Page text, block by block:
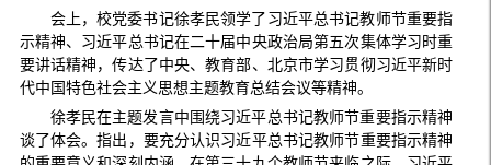
会上，校党委书记徐孝民领学了习近平总书记教师节重要指
示精神、习近平总书记在二十届中央政治局第五次集体学习时重
要讲话精神，传达了中央、教育部、北京市学习贯彻习近平新时
代中国特色社会主义思想主题教育总结会议等精神。
徐孝民在主题发言中围绕习近平总书记教师节重要指示精神
谈了体会。指出，要充分认识习近平总书记教师节重要指示精神